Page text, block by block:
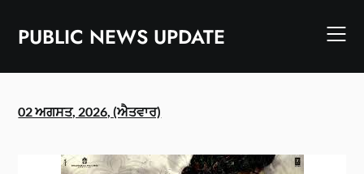
contentPUBLIC NEWS UPDATE
02 ਅਗਸਤ, 2026, (ਐਤਵਾਰ)